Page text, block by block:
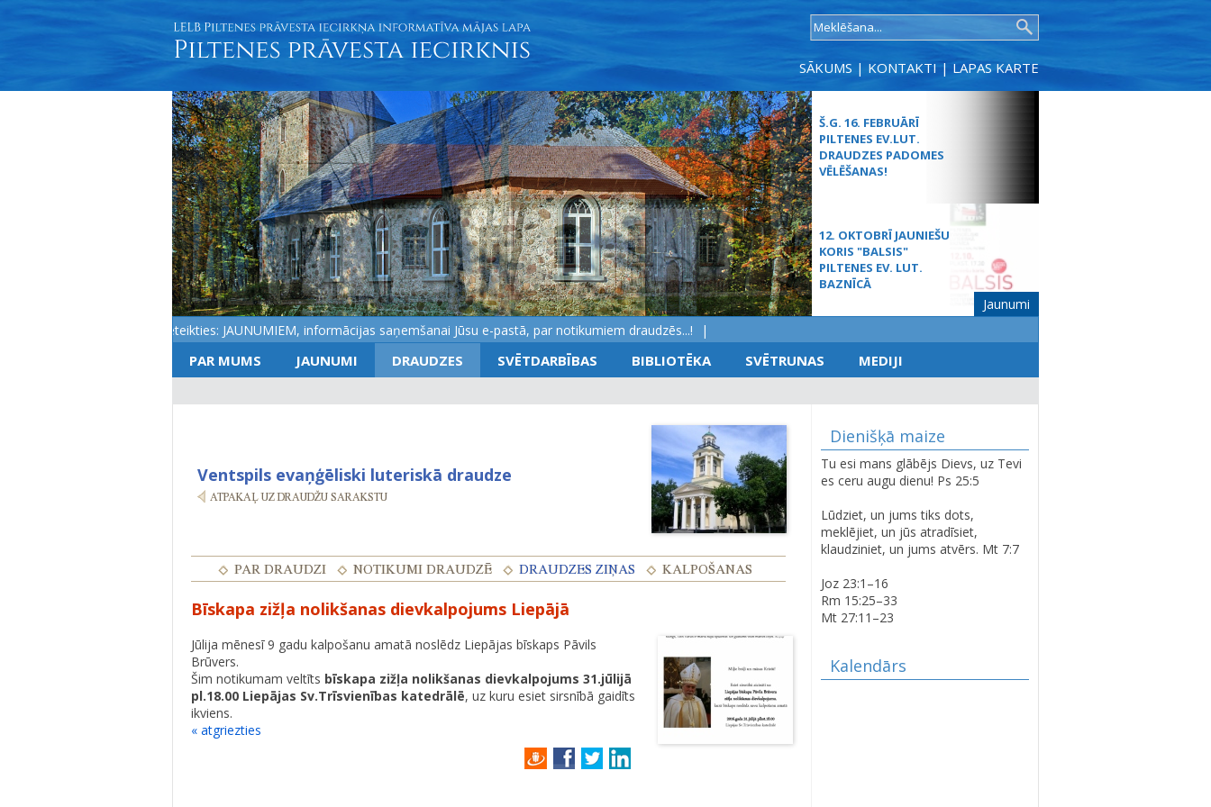
SĀKUMS | KONTAKTI| LAPAS KARTE
Š.G. 16. FEBRUĀRĪ
PILTENES EV.LUT.
DRAUDZES PADOMES
VĒLĒŠANAS!
12. OKTOBRĪ JAUNIEŠU
KORIS "BALSIS"
PILTENES EV. LUT.
BAZNĪCĀ
MŪŽĪBAS SVĒTDIENAS
DIEVKALPOJUMS
LATVIJAS SIMTGADEI
VELTĪTS
DIEVKALPOJUMS
SPĀRES BAZNĪCĀ
SPĀRES EVAŅĢĒLISKI
LUTERISKAJAI BAZNĪCAI
360
Jaunumi
Aicinām pieteikties: JAUNUMIEM, informācijas saņemšanai Jūsu e-pastā, par notikumiem draudzēs...!
PAR MUMS JAUNUMI DRAUDZES SVĒTDARBĪBAS BIBLIOTĒKA SVĒTRUNAS MEDIJI
Ventspils evaņģēliski luteriskā draudze
Bīskapa zižļa nolikšanas dievkalpojums Liepājā
Jūlija mēnesī 9 gadu kalpošanu amatā noslēdz Liepājas bīskaps Pāvils
Brūvers.
Šim notikumam veltīts bīskapa zižļa nolikšanas dievkalpojums 31.jūlijā
pl.18.00 Liepājas Sv.Trīsvienības katedrālē, uz kuru esiet sirsnībā gaidīts
ikviens.
« atgriezties
Dienišķā maize
Tu esi mans glābējs Dievs, uz Tevi
es ceru augu dienu! Ps 25:5
Lūdziet, un jums tiks dots,
meklējiet, un jūs atradīsiet,
klaudziniet, un jums atvērs. Mt 7:7
Joz 23:1–16
Rm 15:25–33
Mt 27:11–23
Kalendārs